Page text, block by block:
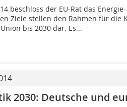
beschloss der EU-Rat das
Ziele stellen den Rahmen für die
bis 2030 dar. Es...
2030: Deutsche und